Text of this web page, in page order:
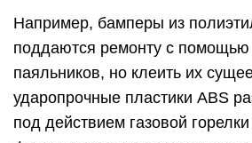
Например, бамперы из
поддаются ремонту с
паяльников, но клеить их
ударопрочные пластики ABS
под действием газовой